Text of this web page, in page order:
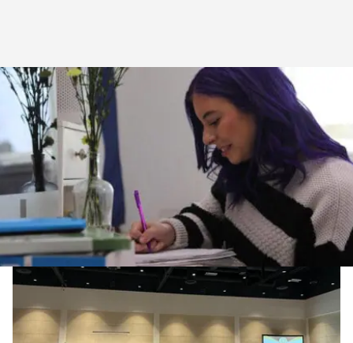
Главная > Блог